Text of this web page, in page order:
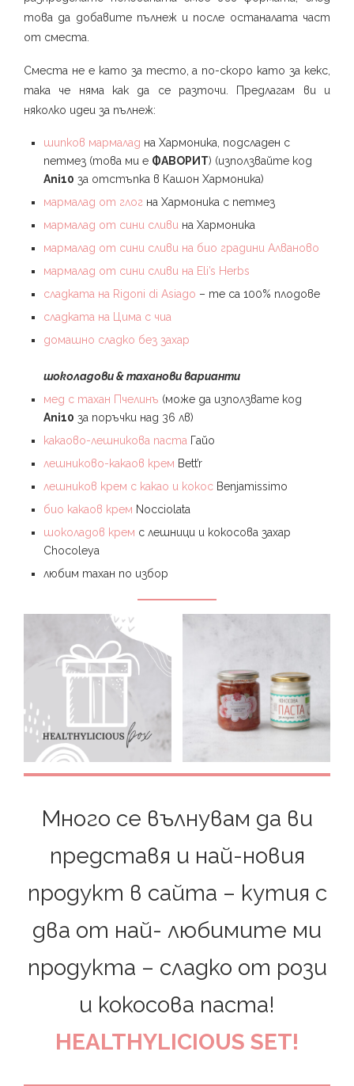
това да добавите пълнеж и после останалата част
от сместа.
Сместа не е като за тесто, а по-скоро като за кекс,
така че няма как да се разточи. Предлагам ви и
няколко идеи за пълнеж:
шипков мармалад на Хармоника, подсладен с
петмез (това ми е ФАВОРИТ) (използвайте код
Ani10 за отстъпка в Кашон Хармоника)
мармалад от глог на Хармоника с петмез
мармалад от сини сливи на Хармоника
мармалад от сини сливи на био градини Алваново
мармалад от сини сливи на Eli’s Herbs
сладката на Rigoni di Asiago – те са 100% плодове
сладката на Цима с чиа
домашно сладко без захар
шоколадови & таханови варианти
мед с тахан Пчелинъ (може да използвате код
Ani10 за поръчки над 36 лв)
какаово-лешникова паста Гайо
лешниково-какаов крем Bett’r
лешников крем с какао и кокос Benjamissimo
био какаов крем Nocciolata
шоколадов крем с лешници и кокосова захар
Chocoleya
любим тахан по избор
Много се вълнувам да ви
представя и най-новия
продукт в сайта – кутия с
два от най- любимите ми
продукта – сладко от рози
и кокосова паста!
HEALTHYLICIOUS SET!